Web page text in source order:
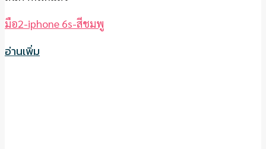
มือ2-iphone 6s-สีชมพู
อ่านเพิ่ม